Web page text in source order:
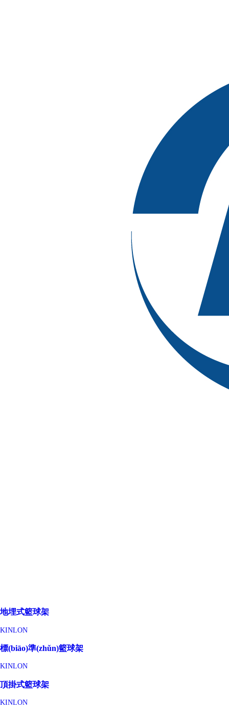
地埋式籃球架
KINLON
標(biāo)準(zhǔn)籃球架
KINLON
頂掛式籃球架
KINLON